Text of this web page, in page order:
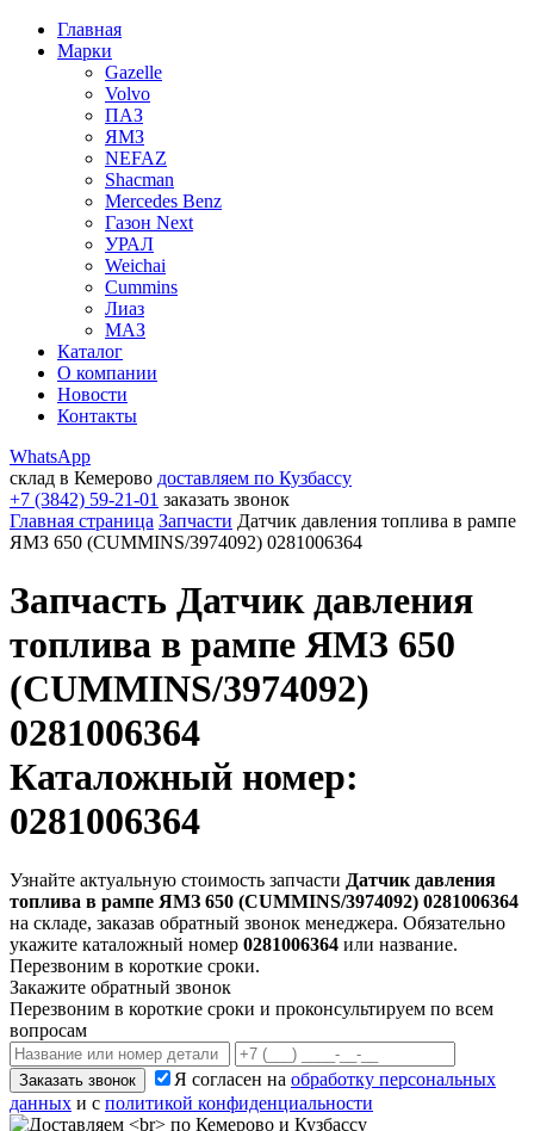
Главная
Марки
Gazelle
Volvo
ПАЗ
ЯМЗ
NEFAZ
Shacman
Mercedes Benz
Газон Next
УРАЛ
Weichai
Cummins
Лиаз
МАЗ
Каталог
О компании
Новости
Контакты
WhatsApp
склад в Кемерово доставляем по Кузбассу
+7 (3842) 59-21-01 заказать звонок
Главная страница Запчасти Датчик давления топлива в рампе
ЯМЗ 650 (CUMMINS/3974092) 0281006364
Запчасть Датчик давления
топлива в рампе ЯМЗ 650
(CUMMINS/3974092)
0281006364
Каталожный номер:
0281006364
Узнайте актуальную стоимость запчасти Датчик давления
топлива в рампе ЯМЗ 650 (CUMMINS/3974092) 0281006364
на складе, заказав обратный звонок менеджера. Обязательно
укажите каталожный номер 0281006364 или название.
Перезвоним в короткие сроки.
Закажите обратный звонок
Перезвоним в короткие сроки и проконсультируем по всем
вопросам
Заказать звонок Я согласен на обработку персональных
данных и с политикой конфиденциальности